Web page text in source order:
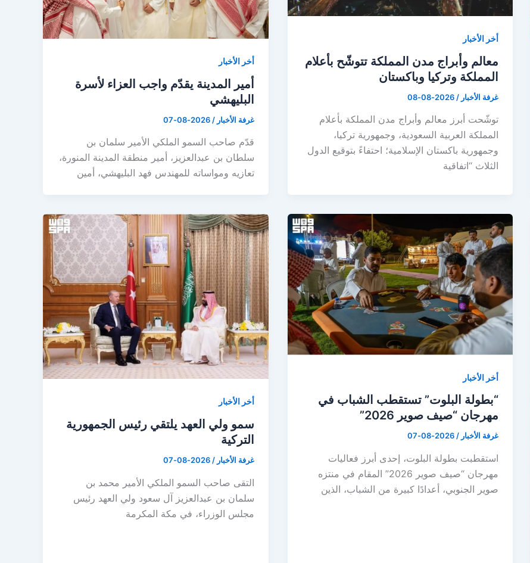
أخر الأخبار
معالم وأبراج مدن المملكة تتوشّح بأعلام
المملكة وتركيا وباكستان
غرفة الأخبار /
2026-08-08
توشّحت أبرز معالم وأبراج مدن المملكة بأعلام
المملكة العربية السعودية، وجمهورية تركيا،
وجمهورية باكستان الإسلامية؛ احتفاءً بتوقيع الدول
الثلاث “اتفاقية
أخر الأخبار
أمير المدينة يقدّم واجب العزاء لأسرة
البليهشي
غرفة الأخبار/
2026-08-07
قدّم صاحب السمو الملكي الأمير سلمان بن
سلطان بن عبدالعزيز، أمير منطقة المدينة المنورة،
تعازيه ومواساته للمهندس فهد البليهشي، أمين
أخر الأخبار
“بطولة البلوت” تستقطب الشباب في
مهرجان “صيف صوير 2026”
غرفة الأخبار /
2026-08-07
استقطبت بطولة البلوت، إحدى أبرز فعاليات
مهرجان “صيف صوير 2026” المقام في منتزه
صوير الجنوبي، أعدادًا كبيرة من الشباب، الذين
أخر الأخبار
سمو ولي العهد يلتقي رئيس الجمهورية
التركية
غرفة الأخبار/
2026-08-07
التقى صاحب السمو الملكي الأمير محمد بن
سلمان بن عبدالعزيز آل سعود ولي العهد رئيس
مجلس الوزراء، في مكة المكرمة